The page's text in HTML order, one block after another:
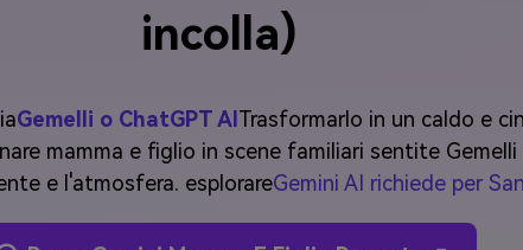
incolla)
Gemelli o ChatGPT AI Trasformarlo in un caldo e
mamma e figlio in scene familiari sentite
e l'atmosfera. esplorareGemini AI richiede per